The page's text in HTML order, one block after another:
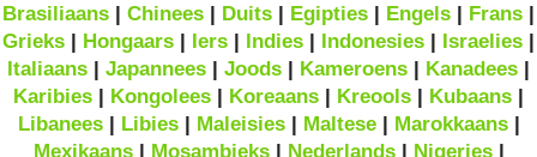
Brasiliaans | Chinees | Duits | Egipties | Engels | Frans |
Grieks | Hongaars | Iers | Indies | Indonesies | Israelies |
Italiaans | Japannees | Joods | Kameroens | Kanadees |
Karibies | Kongolees | Koreaans | Kreools | Kubaans |
Libanees| Libies| Maleisies| Maltese| Marokkaans|
Mexikaans| Mosambieks| Nederlands| Nigeries|